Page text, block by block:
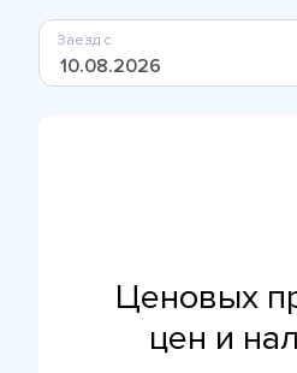
Заезд с
Ценовых
цен и